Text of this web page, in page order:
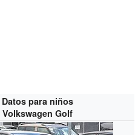
Datos para niños
Volkswagen Golf